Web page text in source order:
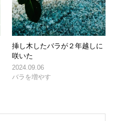
挿し木したバラが２年越しに
咲いた
2024.09.06
バラを増やす